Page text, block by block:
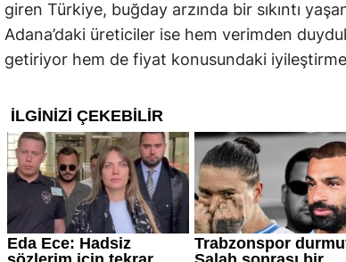
giren Türkiye, buğday arzında bir sıkıntı
Adana’daki üreticiler ise hem verimden
getiriyor hem de fiyat konusundaki